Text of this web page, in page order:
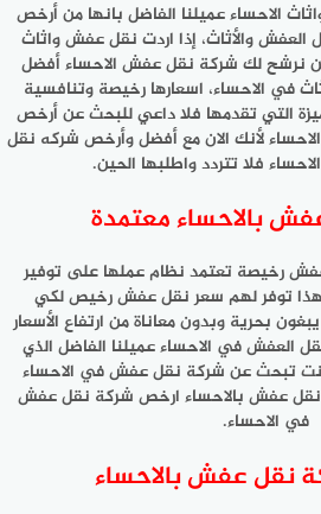
الاحساء عميلنا الفاضل بانها من أرخص
والأثاث، إذا اردت نقل عفش واثاث
نرشح لك شركة نقل عفش الاحساء أفضل
في الاحساء، اسعارها رخيصة وتنافسية
التي تقدمها فلا داعي للبحث عن أرخص
لأنك الان مع أفضل وأرخص شركه نقل
فلا تتردد واطلبها الحين.
بالاحساء معتمدة
رخيصة تعتمد نظام عملها على توفير
لهذا توفر لهم سعر نقل عفش رخيص لكي
بحرية وبدون معاناة من ارتفاع الأسعار
في الاحساء عميلنا الفاضل الذي
كنت تبحث عن شركة نقل عفش في الاحساء
عفش بالاحساء ارخص شركة نقل عفش
في الاحساء.
نقل عفش بالاحساء